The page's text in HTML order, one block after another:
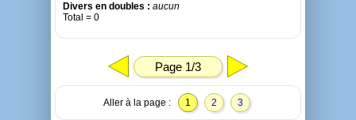
Divers en doubles : aucun
Total = 0
Page 1/3
Aller à la page : 1 2 3